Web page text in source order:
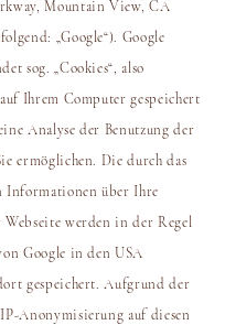
Mountain View, CA
„Google“). Google
sog. „Cookies“, also
Ihrem Computer gespeichert
Analyse der Benutzung der
ermöglichen. Die durch das
Informationen über Ihre
Webseite werden in der Regel
Google in den USA
gespeichert. Aufgrund der
Anonymisierung auf diesen